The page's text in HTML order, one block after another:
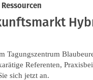
Tagungszentrum
Referenten,
sich jetzt an.